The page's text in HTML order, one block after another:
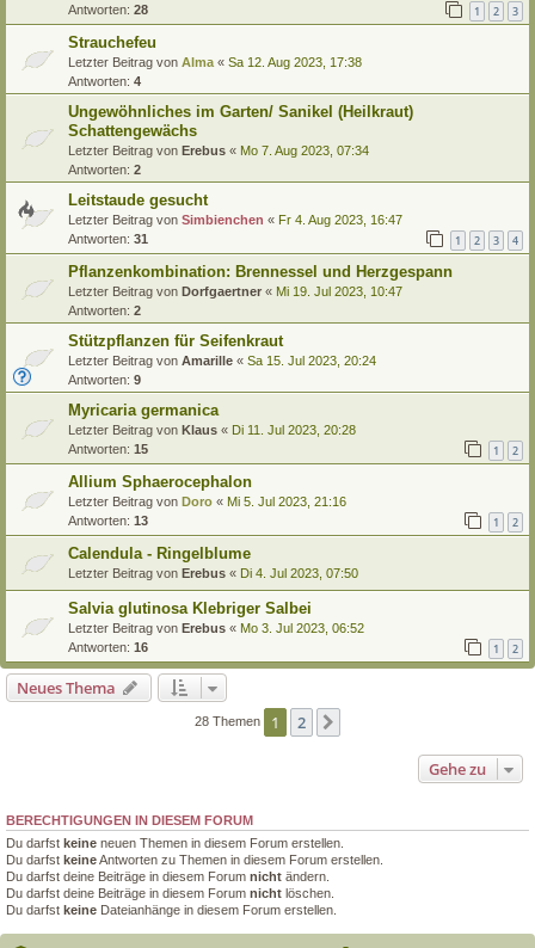
Antworten: 28 1 2 3
Strauchefeu
Letzter Beitrag von Alma « Sa 12. Aug 2023, 17:38
Antworten: 4
Ungewöhnliches im Garten/ Sanikel (Heilkraut)
Schattengewächs
Letzter Beitrag von Erebus « Mo 7. Aug 2023, 07:34
Antworten: 2
Leitstaude gesucht
Letzter Beitrag von Simbienchen « Fr 4. Aug 2023, 16:47
Antworten: 31 1 2 3 4
Pflanzenkombination: Brennessel und Herzgespann
Letzter Beitrag von Dorfgaertner « Mi 19. Jul 2023, 10:47
Antworten: 2
Stützpflanzen für Seifenkraut
Letzter Beitrag von Amarille « Sa 15. Jul 2023, 20:24
Antworten: 9
Myricaria germanica
Letzter Beitrag von Klaus « Di 11. Jul 2023, 20:28
Antworten: 15 1 2
Allium Sphaerocephalon
Letzter Beitrag von Doro « Mi 5. Jul 2023, 21:16
Antworten: 13 1 2
Calendula - Ringelblume
Letzter Beitrag von Erebus « Di 4. Jul 2023, 07:50
Salvia glutinosa Klebriger Salbei
Letzter Beitrag von Erebus « Mo 3. Jul 2023, 06:52
Antworten: 16 1 2
Neues Thema
28 Themen 1 2
Gehe zu
BERECHTIGUNGEN IN DIESEM FORUM
Du darfst keine neuen Themen in diesem Forum erstellen.
Du darfst keineAntworten zu Themen in diesem Forum erstellen.
Du darfst deine Beiträge in diesem Forum nicht ändern.
Du darfst deine Beiträge in diesem Forum nicht löschen.
Du darfst keine Dateianhänge in diesem Forum erstellen.